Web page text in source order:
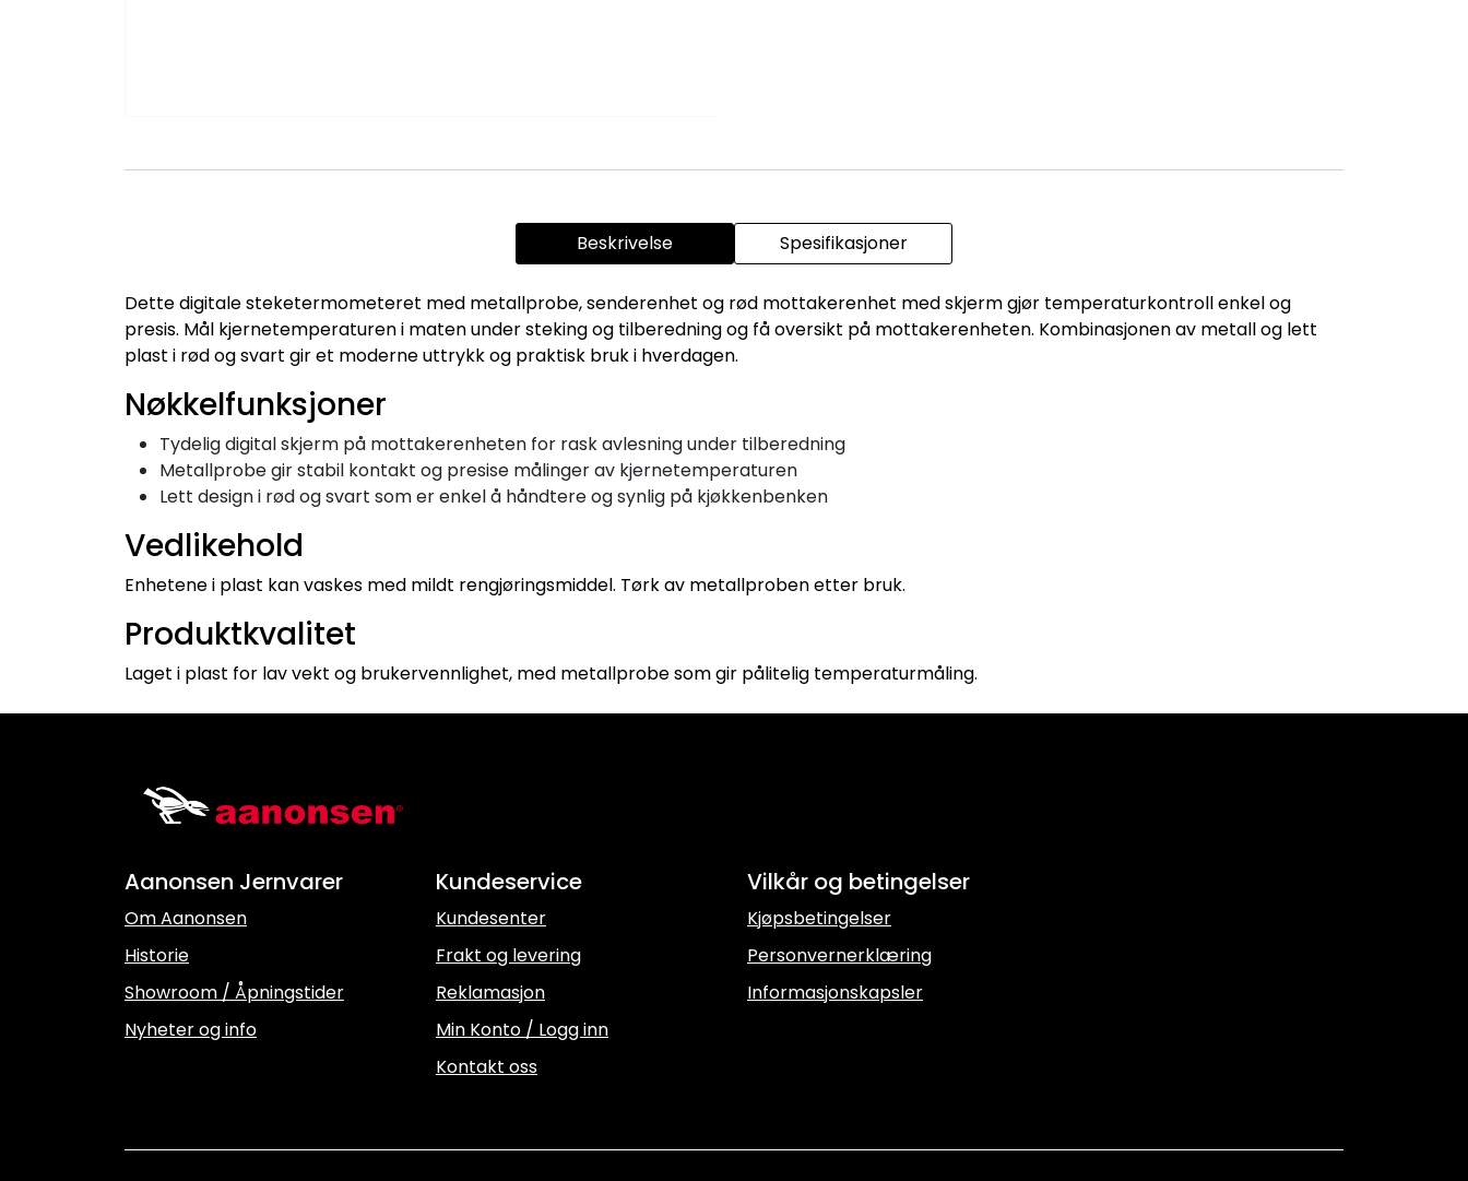
Beskrivelse Spesifikasjoner
Dette digitale steketermometeret med metallprobe, senderenhet og rød mottakerenhet med skjerm gjør temperaturkontroll enkel og
presis. Mål kjernetemperaturen i maten under steking og tilberedning og få oversikt på mottakerenheten. Kombinasjonen av metall og lett
plast i rød og svart gir et moderne uttrykk og praktisk bruk i hverdagen.
Nøkkelfunksjoner
Tydelig digital skjerm på mottakerenheten for rask avlesning under tilberedning
Metallprobe gir stabil kontakt og presise målinger av kjernetemperaturen
Lett design i rød og svart som er enkel å håndtere og synlig på kjøkkenbenken
Vedlikehold
Enhetene i plast kan vaskes med mildt rengjøringsmiddel. Tørk av metallproben etter bruk.
Produktkvalitet
Laget i plast for lav vekt og brukervennlighet, med metallprobe som gir pålitelig temperaturmåling.
Aanonsen Jernvarer
Om Aanonsen
Historie
Showroom / Åpningstider
Nyheter og info
Kundeservice
Kundesenter
Frakt og levering
Reklamasjon
Min Konto / Logg inn
Kontakt oss
Vilkår og betingelser
Kjøpsbetingelser
Personvernerklæring
Informasjonskapsler